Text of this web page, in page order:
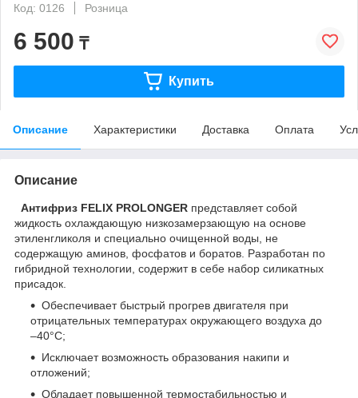
Код: 0126
Розница
6 500 ₸
Купить
Описание Характеристики Доставка Оплата
Описание
Антифриз FELIX PROLONGER представляет собой
жидкость охлаждающую низкозамерзающую на основе
этиленгликоля и специально очищенной воды, не
содержащую аминов, фосфатов и боратов. Разработан по
гибридной технологии, содержит в себе набор силикатных
присадок.
Обеспечивает быстрый прогрев двигателя при
отрицательных температурах окружающего воздуха до
–40°С;
Исключает возможность образования накипи и
отложений;
Обладает повышенной термостабильностью и